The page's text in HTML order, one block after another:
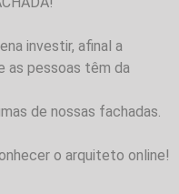
investir, afinal a
as pessoas têm da
de nossas fachadas.
o arquiteto online!